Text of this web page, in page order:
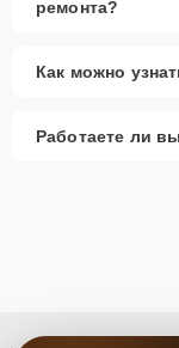
ремонта?
Как можно
Работаете ли